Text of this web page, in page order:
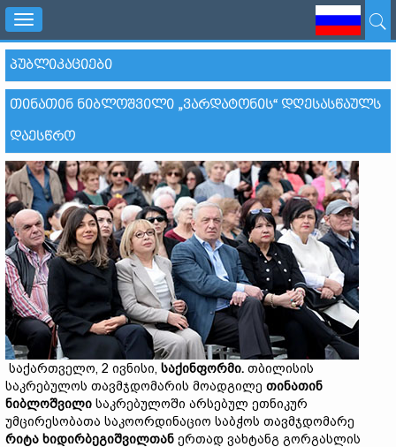
Toggle
navigation
ᲞᲣᲑᲚᲘᲙᲐᲪᲘᲔᲑᲘ
ᲗᲘᲜᲐᲗᲘᲜ ᲜᲘᲑᲚᲝᲨᲕᲘᲚᲘ „ᲕᲐᲠᲓᲐᲢᲝᲜᲘᲡ“ ᲓᲦᲔᲡᲐᲡᲬᲐᲣᲚᲡ
ᲓᲐᲔᲡᲬᲠᲝ
საქართველო, 2 ივნისი, საქინფორმი. თბილისის
საკრებულოს თავმჯდომარის მოადგილე თინათინ
ნიბლოშვილი საკრებულოში არსებულ ეთნიკურ
უმცირესობათა საკოორდინაციო საბჭოს თავმჯდომარე
რიტა ხიდირბეგიშვილთან ერთად ვახტანგ გორგასლის